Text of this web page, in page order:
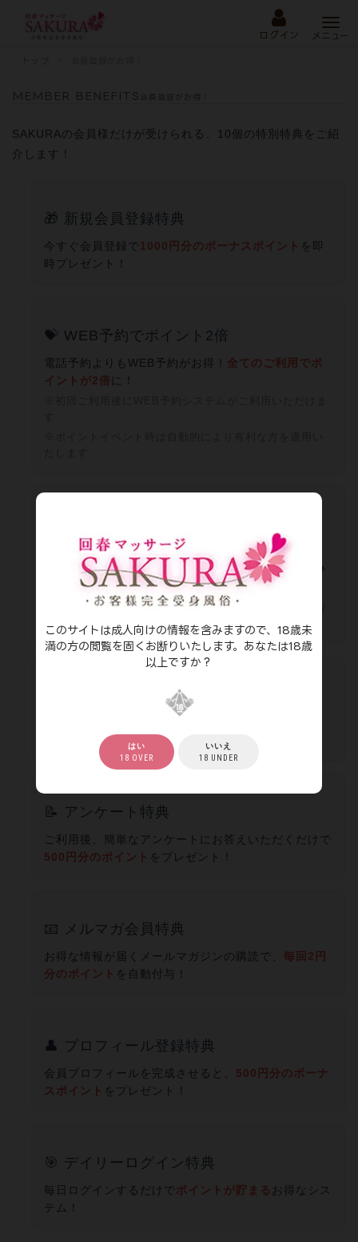
このサイトは成人向けの情報を含みますので、18歳未
満の方の閲覧を固くお断りいたします。あなたは18歳
以上ですか？
はい
18 OVER
いいえ
18 UNDER
メニュー
ログイン
MEMBER BENEFITS
SAKURAの会員様だけが受けられる、10個の特別特典をご紹
介します！
🎁 新規会員登録特典
今すぐ会員登録で 1000円分のボーナスポイント を即
時プレゼント！
💝 WEB予約でポイント2倍
電話予約よりもWEB予約がお得！ 全てのご利用でポ
イントが2倍に！
早めの予約で
10分無料延長サービス！
女性の出勤1日前からのご予約で、より長く癒しのひ
とときをお楽しみいただけます
※お店のオープン前のWEB予約でも事前予約扱いになり
ます！
✨ 新人セラピスト限定特典
1000円OFF！
📝 アンケート特典
ご利用後、簡単なアンケートにお答えいただくだけで
500円分のポイント をプレゼント！
📧 メルマガ会員特典
お得な情報が届くメールマガジンの購読で、 毎回2円
分のポイント を自動付与！
👤 プロフィール登録特典
会員プロフィールを完成させると、 500円分のボーナ
スポイント をプレゼント！
🎯 デイリーログイン特典
毎日ログインするだけで ポイントが貯まる お得なシス
テム！